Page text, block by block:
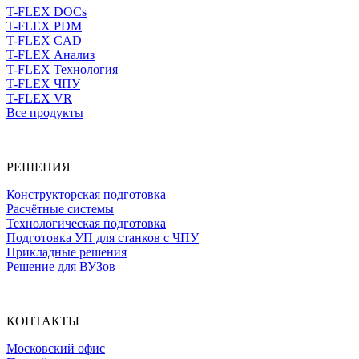
T-FLEX DOCs
T-FLEX PDM
T-FLEX CAD
T-FLEX Анализ
T-FLEX Технология
T-FLEX ЧПУ
T-FLEX VR
Все продукты
РЕШЕНИЯ
Конструкторская подготовка
Расчётные системы
Технологическая подготовка
Подготовка УП для станков с ЧПУ
Прикладные решения
Решение для ВУЗов
КОНТАКТЫ
Московский офис